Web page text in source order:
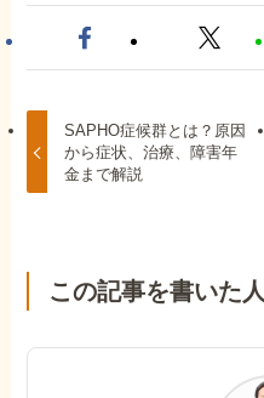
SAPHO症候群とは？原因
から症状、治療、障害年
金まで解説
この記事を書いた人